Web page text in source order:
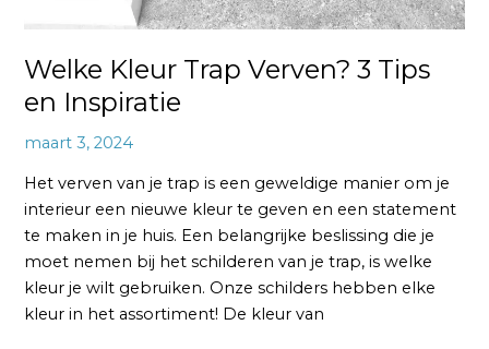
Welke Kleur Trap Verven? 3 Tips
en Inspiratie
maart 3, 2024
Het verven van je trap is een geweldige manier om je
interieur een nieuwe kleur te geven en een statement
te maken in je huis. Een belangrijke beslissing die je
moet nemen bij het schilderen van je trap, is welke
kleur je wilt gebruiken. Onze schilders hebben elke
kleur in het assortiment! De kleur van